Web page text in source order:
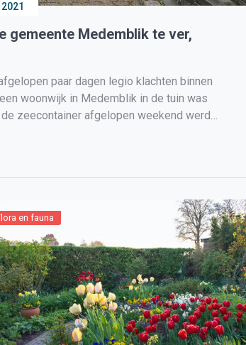
gemeente Medemblik te ver,
paar dagen legio klachten binnen
woonwijk in Medemblik in de tuin was
zeecontainer afgelopen weekend werd
en fauna